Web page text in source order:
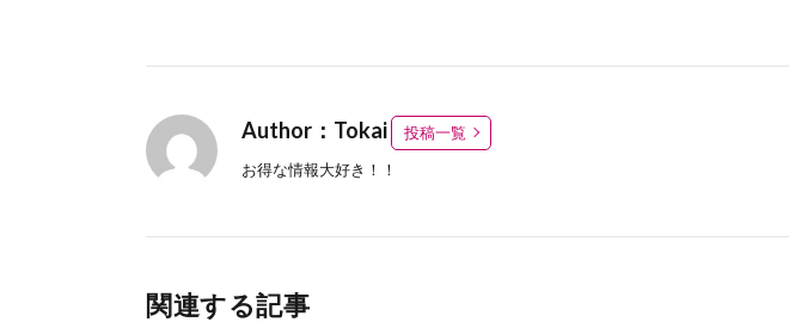
Author：Tokai
投稿一覧
お得な情報大好き！！
関連する記事